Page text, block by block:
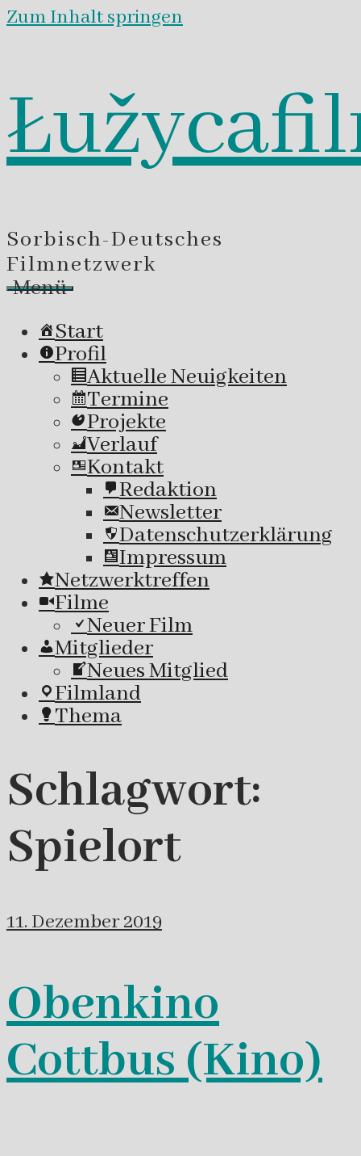
Zum Inhalt springen
Sorbisch-Deutsches
Filmnetzwerk
Menü
Start
Profil
Aktuelle Neuigkeiten
Termine
Projekte
Verlauf
Kontakt
Redaktion
Newsletter
Datenschutzerklärung
Impressum
Netzwerktreffen
Filme
Neuer Film
Mitglieder
Neues Mitglied
Filmland
Thema
Schlagwort:
Spielort
11. Dezember 2019
Obenkino
Cottbus (Kino)